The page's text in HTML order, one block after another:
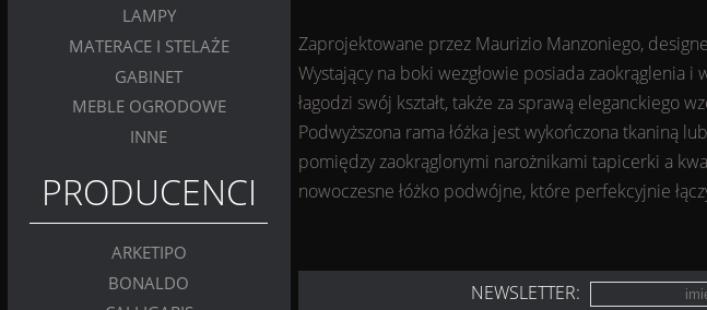
LAMPY
MATERACE I STELAŻE
GABINET
MEBLE OGRODOWE
INNE
PRODUCENCI
ARKETIPO
BONALDO
Zaprojektowane przez Maurizio Manzoniego,
Wystający na boki wezgłowie posiada zaokrąglenia
łagodzi swój kształt, także za sprawą eleganckiego
Podwyższona rama łóżka jest wykończona tkaniną
pomiędzy zaokrąglonymi narożnikami tapicerki a
nowoczesne łóżko podwójne, które perfekcyjnie
NEWSLETTER: